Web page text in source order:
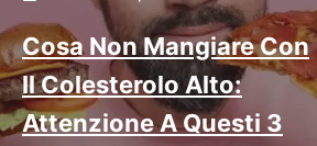
Cosa Non Mangiare Con
Il Colesterolo Alto:
Attenzione A Questi 3